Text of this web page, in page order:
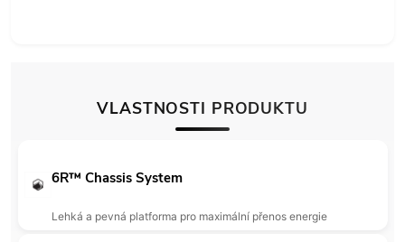
VLASTNOSTI PRODUKTU
6R™ Chassis System
Lehká a pevná platforma pro maximální přenos energie